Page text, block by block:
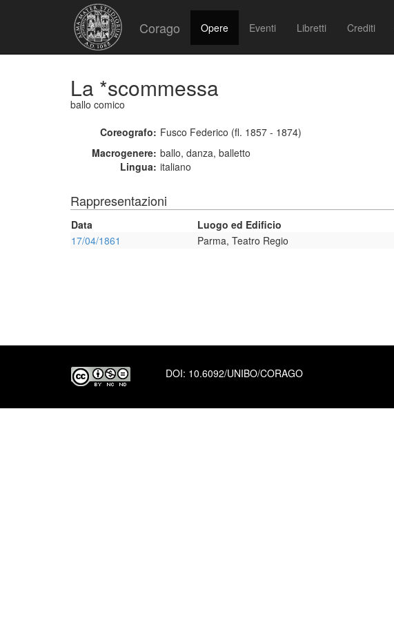
Corago Opere Eventi Libretti Crediti
La *scommessa
ballo comico
Coreografo: Fusco Federico (fl. 1857 - 1874)
Macrogenere: ballo, danza, balletto
Lingua: italiano
Rappresentazioni
Data Luogo ed Edificio
17/04/1861
Parma, Teatro Regio
DOI: 10.6092/UNIBO/CORAGO